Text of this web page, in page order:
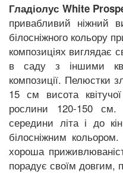
Гладіолус White
привабливий ніжний
білосніжного кольору
композиціях виглядає
в саду з іншими
композиції. Пелюстки
15 см висота
рослини 120-150
середини літа і до
білосніжним
хороша
порадує своїм довгим,